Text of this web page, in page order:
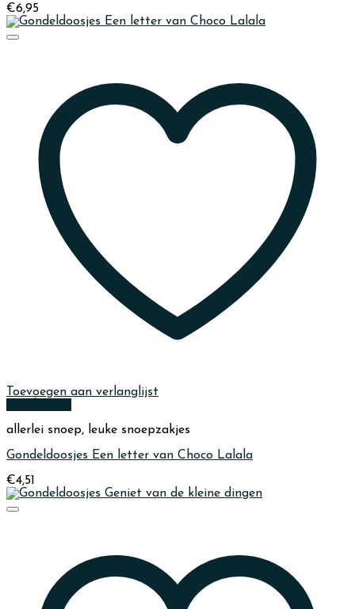
€6,95
Toevoegen aan verlanglijst
allerlei snoep, leuke snoepzakjes
Gondeldoosjes Een letter van Choco Lalala
€4,51